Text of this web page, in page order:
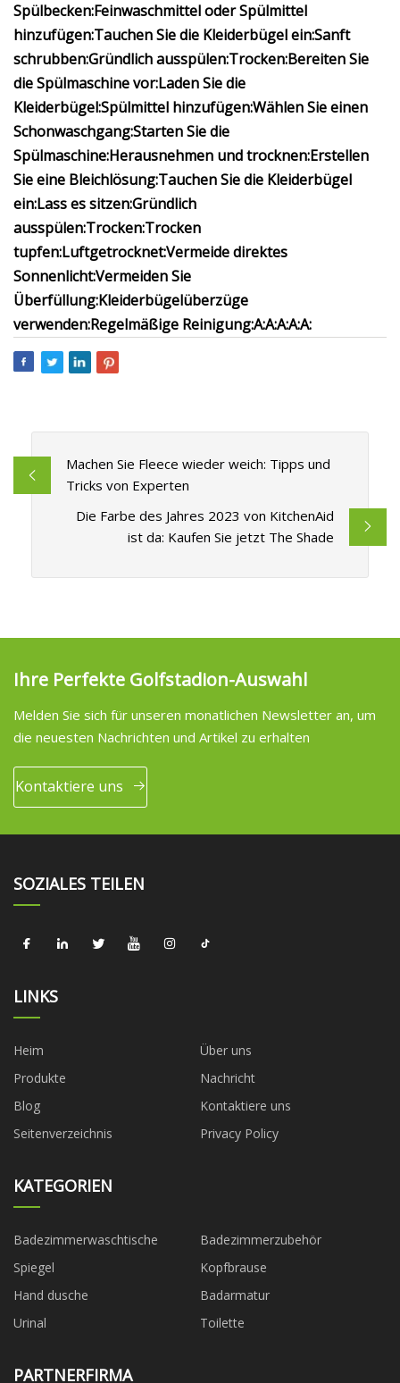
Spülbecken:Feinwaschmittel oder Spülmittel
hinzufügen:Tauchen Sie die Kleiderbügel ein:Sanft
schrubben:Gründlich ausspülen:Trocken:Bereiten Sie
die Spülmaschine vor:Laden Sie die
Kleiderbügel:Spülmittel hinzufügen:Wählen Sie einen
Schonwaschgang:Starten Sie die
Spülmaschine:Herausnehmen und trocknen:Erstellen
Sie eine Bleichlösung:Tauchen Sie die Kleiderbügel
ein:Lass es sitzen:Gründlich
ausspülen:Trocken:Trocken
tupfen:Luftgetrocknet:Vermeide direktes
Sonnenlicht:Vermeiden Sie
Überfüllung:Kleiderbügelüberzüge
verwenden:Regelmäßige Reinigung:A:A:A:A:A:
Machen Sie Fleece wieder weich: Tipps und
Tricks von Experten
Die Farbe des Jahres 2023 von KitchenAid
ist da: Kaufen Sie jetzt The Shade
Ihre Perfekte Golfstadion-Auswahl
Melden Sie sich für unseren monatlichen Newsletter an, um
die neuesten Nachrichten und Artikel zu erhalten
Kontaktiere uns
SOZIALES TEILEN
LINKS
Heim
Über uns
Produkte
Nachricht
Blog
Kontaktiere uns
Seitenverzeichnis
Privacy Policy
KATEGORIEN
Badezimmerwaschtische
Badezimmerzubehör
Spiegel
Kopfbrause
Hand dusche
Badarmatur
Urinal
Toilette
PARTNERFIRMA